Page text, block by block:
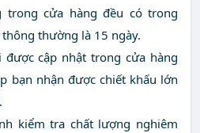
trong cửa hàng đều có trong
thường là 15 ngày.
cập nhật trong cửa hàng
bạn nhận được chiết khấu lớn
kiểm tra chất lượng nghiêm